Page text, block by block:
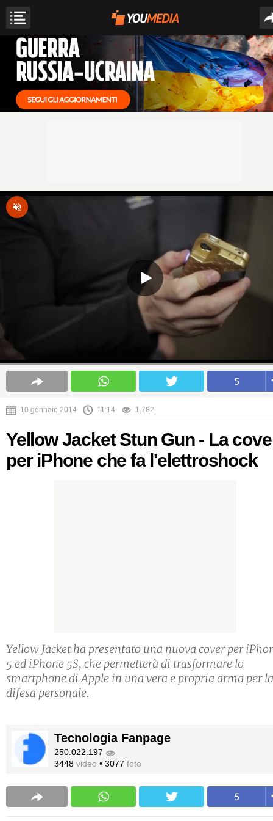
5
10 gennaio 2014 11:14 1.782
Yellow Jacket Stun Gun - La
per iPhone che fa l'elettroshock
Yellow Jacket ha presentato una nuova cover per
5 ed iPhone 5S, che permetterà di trasformare lo
smartphone di Apple in una vera e propria arma per la
difesa personale.
Tecnologia Fanpage
250.022.197
3448 video • 3077 foto
5